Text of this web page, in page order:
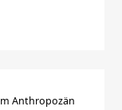
Anthropozän